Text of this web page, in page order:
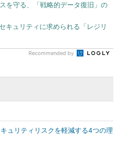
を守る、「戦略的データ復旧」の
キュリティに求められる「レジリ
Recommended by
ュリティリスクを軽減する4つの理